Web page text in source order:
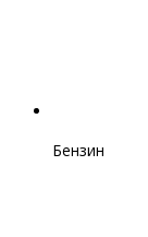
Бензин